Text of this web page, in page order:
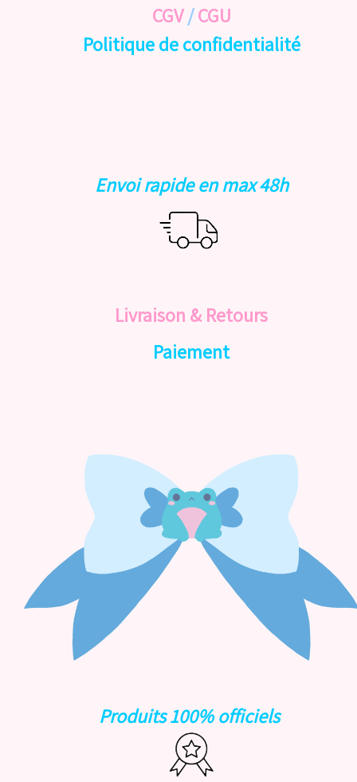
CGV / CGU
Politique de confidentialité
Envoi rapide en max 48h
Livraison & Retours
Paiement
Produits 100% officiels